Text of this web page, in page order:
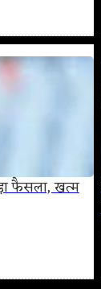
फैसला, खत्म